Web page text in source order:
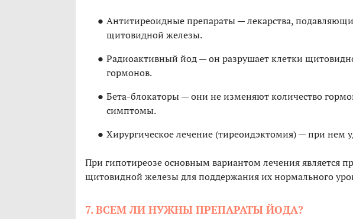
Антитиреоидные препараты — лекарства,
щитовидной железы.
Радиоактивный йод — он разрушает клетки
гормонов.
Бета-блокаторы — они не изменяют количество
симптомы.
Хирургическое лечение (тиреоидэктомия) — при нем
При гипотиреозе основным вариантом лечения является
щитовидной железы для поддержания их нормального
7. ВСЕМ ЛИ НУЖНЫ ПРЕПАРАТЫ ЙОДА?